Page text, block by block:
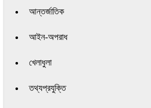
আন্তর্জাতিক
আইন-অপরাধ
খেলাধুলা
তথ্যপ্রযুক্তি